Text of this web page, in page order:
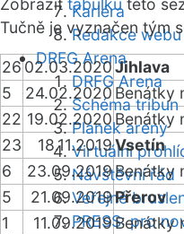
Kariéra
Redakce webu
DRFG Arena
DRFG Arena
Schéma tribun
Plánek areny
Virtuální
Návštěvní řád
Veřejné
PRESS: pro
Zobrazit tabulku této
Tučně je vyznačen tým
2602.03.2020Jihlava
5
24.02.2020 Benátky
22 19.02.2020 Benátky
23
18.11.2019Vsetín
6
23.09.2019Benátky
5
21.09.2019Přerov
1
11.09.2019Benátky